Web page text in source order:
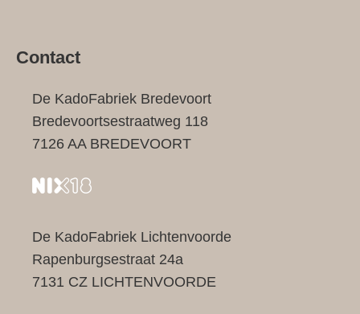
Contact
De KadoFabriek Bredevoort
Bredevoortsestraatweg 118
7126 AA BREDEVOORT
De KadoFabriek Lichtenvoorde
Rapenburgsestraat 24a
7131 CZ LICHTENVOORDE